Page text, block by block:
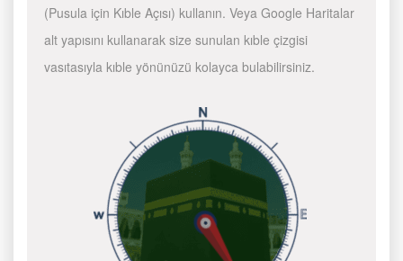
(Pusula için Kıble Açısı) kullanın. Veya Google Haritalar
alt yapısını kullanarak size sunulan kıble çizgisi
vasıtasıyla kıble yönünüzü kolayca bulabilirsiniz.